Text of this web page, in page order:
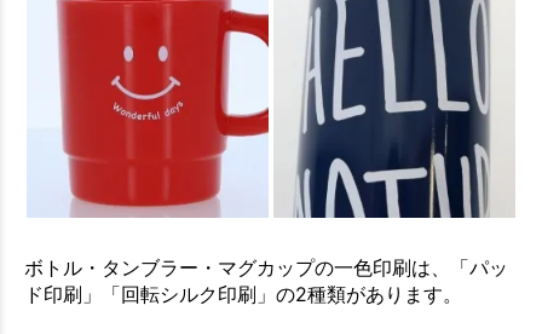
ボトル・タンブラー・マグカップの一色印刷は、「パッ
ド印刷」「回転シルク印刷」の2種類があります。